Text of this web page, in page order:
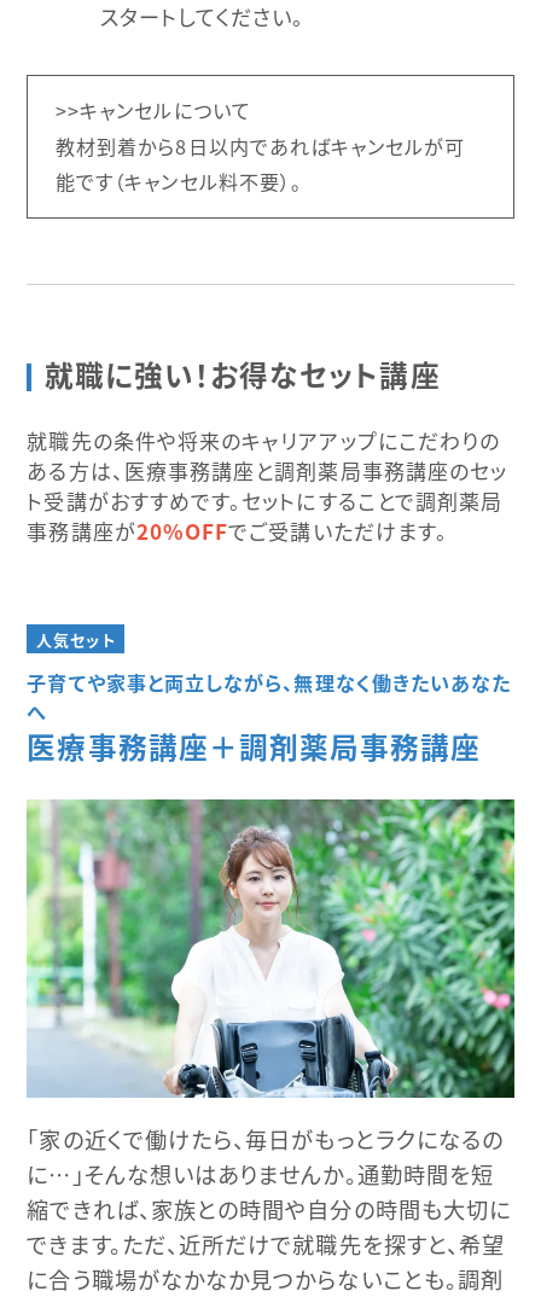
スタートしてください。
キャンセルについて
教材到着から8日以内であればキャンセルが可
能です（キャンセル料不要）。
就職に強い！お得なセット講座
就職先の条件や将来のキャリアアップにこだわりの
ある方は、医療事務講座と調剤薬局事務講座のセッ
ト受講がおすすめです。セットにすることで調剤薬局
事務講座が20%OFFでご受講いただけます。
人気セット
子育てや家事と両立しながら、無理なく働きたいあなた
へ
医療事務講座＋調剤薬局事務講座
「家の近くで働けたら、毎日がもっとラクになるの
に…」そんな想いはありませんか。通勤時間を短
縮できれば、家族との時間や自分の時間も大切に
できます。ただ、近所だけで就職先を探すと、希望
に合う職場がなかなか見つからないことも。調剤